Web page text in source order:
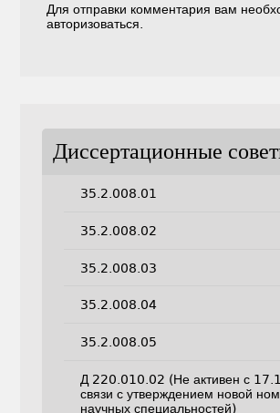
Для отправки комментария вам
авторизоваться
Диссертационные
35.2.008.01
35.2.008.02
35.2.008.03
35.2.008.04
35.2.008.05
Д 220.010.02 (Не активен с
связи с утверждением новой
научных специальностей)